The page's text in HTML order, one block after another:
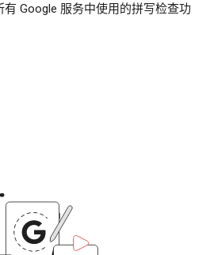
Google 服务中使用的拼写检查功